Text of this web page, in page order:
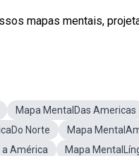
mapas mentais,
Mapa MentalDas Americas
Norte Mapa
América
Mapa